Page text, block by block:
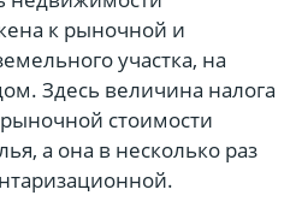
к рыночной и
участка, на
Здесь величина налога
стоимости
а она в несколько раз